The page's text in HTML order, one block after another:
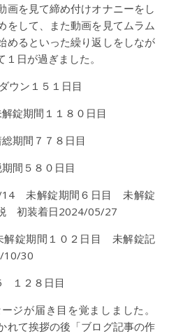
を見て締め付けオナニーをし
をして、また動画を見てムラム
めるといった繰り返しをしなが
日が過ぎました。
ン１５１日目
錠期間１１８０日目
期間７７８日目
間５８０日目
14 未解錠期間６日目 未解錠
初装着日2024/05/27
錠期間１０２日目 未解錠記
10/30
１２８日目
ジが届き目を覚ましました。
れて挨拶の後「ブログ記事の作